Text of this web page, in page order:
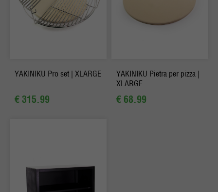
YAKINIKU Pro set | XLARGE
€ 315.99
YAKINIKU Pietra per pizza |
XLARGE
€ 68.99